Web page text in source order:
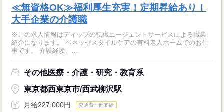
≪無資格OK≫福利厚生充実！定期昇給あり！
大手企業の介護職
※この求人情報はディップの転職エージェントサービスによる職業
紹介になります。 ベネッセスタイルケアの有料老人ホームでのお仕
事です。 介護経験、...
その他医療・介護・研究・教育系
東京都西東京市/西武柳沢駅
月給227,000円 交通費一部支給